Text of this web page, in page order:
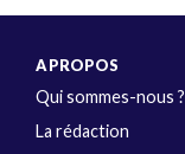
A PROPOS
Qui sommes-nous ?
La rédaction